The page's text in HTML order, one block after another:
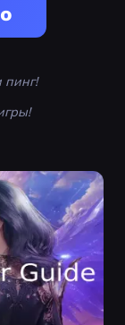
пинг!